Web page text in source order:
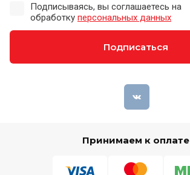
Подписываясь, вы соглашаетесь на
обработку персональных данных
Подписаться
Принимаем к оплате